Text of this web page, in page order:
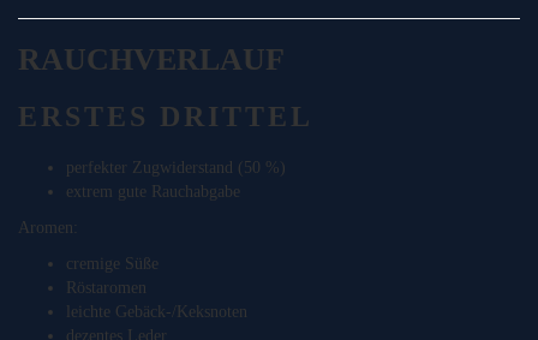
RAUCHVERLAUF
ERSTES DRITTEL
perfekter Zugwiderstand (50 %)
extrem gute Rauchabgabe
Aromen:
cremige Süße
Röstaromen
leichte Gebäck-/Keksnoten
dezentes Leder